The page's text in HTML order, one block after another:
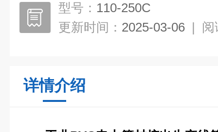
型号： 110-250C
更新时间： 2025-03-06 | 阅
详情介绍